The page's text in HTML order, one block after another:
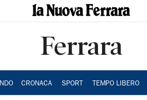
Ferrara
CRONACA SPORT TEMPO LIBERO